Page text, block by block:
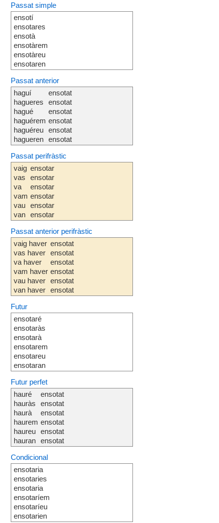
Passat simple
ensotí
ensotares
ensotà
ensotàrem
ensotàreu
ensotaren
Passat anterior
haguí
hagueres
hagué
haguérem
haguéreu
hagueren
ensotat
ensotat
ensotat
ensotat
ensotat
ensotat
Passat perifràstic
vaig
vas
va
vam
vau
van
ensotar
ensotar
ensotar
ensotar
ensotar
ensotar
Passat anterior perifràstic
vaig haver
vas haver
va haver
vam haver
vau haver
van haver
ensotat
ensotat
ensotat
ensotat
ensotat
ensotat
Futur
ensotaré
ensotaràs
ensotarà
ensotarem
ensotareu
ensotaran
Futur perfet
hauré
hauràs
haurà
haurem
haureu
hauran
ensotat
ensotat
ensotat
ensotat
ensotat
ensotat
Condicional
ensotaria
ensotaries
ensotaria
ensotaríem
ensotaríeu
ensotarien